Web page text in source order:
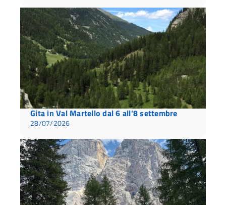
Gita in Val Martello dal 6 all’8 settembre
28/07/2026